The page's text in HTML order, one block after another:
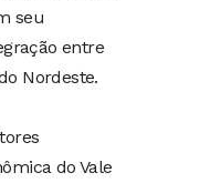
seu
entre
Nordeste.
do Vale